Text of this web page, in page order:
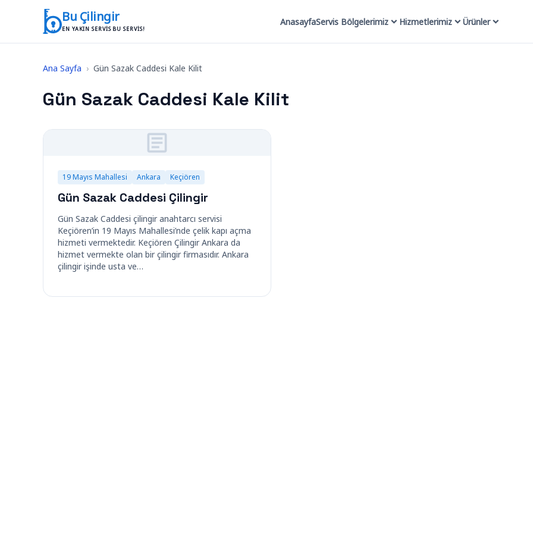
İçeriğe geç
Bu Çilingir
EN YAKIN SERVIS BU SERVIS!
AnasayfaServis Bölgelerimiz Hizmetlerimiz Ürünler
Ana Sayfa › Gün Sazak Caddesi Kale Kilit
Gün Sazak Caddesi Kale Kilit
19 Mayıs Mahallesi Ankara Keçiören
Gün Sazak Caddesi Çilingir
Gün Sazak Caddesi çilingir anahtarcı servisi
Keçiören’in 19 Mayıs Mahallesi’nde çelik kapı açma
hizmeti vermektedir. Keçiören Çilingir Ankara da
hizmet vermekte olan bir çilingir firmasıdır. Ankara
çilingir işinde usta ve…